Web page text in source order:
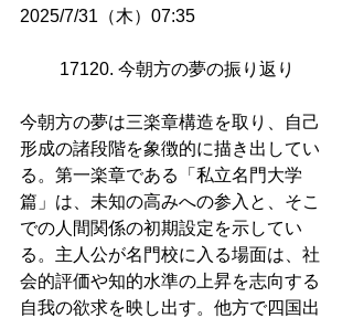
2025/7/31（木）07:35
17120. 今朝方の夢の振り返り
今朝方の夢は三楽章構造を取り、自己
形成の諸段階を象徴的に描き出してい
る。第一楽章である「私立名門大学
篇」は、未知の高みへの参入と、そこ
での人間関係の初期設定を示してい
る。主人公が名門校に入る場面は、社
会的評価や知的水準の上昇を志向する
自我の欲求を映し出す。他方で四国出